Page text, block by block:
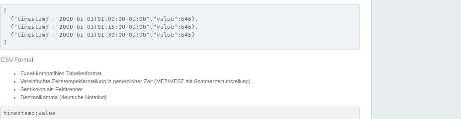
[
  {"timestamp":"2000-01-01T01:00:00+01:00","value":646},
  {"timestamp":"2000-01-01T01:15:00+01:00","value":646},
  {"timestamp":"2000-01-01T01:30:00+01:00","value":645}
]
CSV-Format
Excel-kompatibles Tabellenformat
Vereinfachte Zeitstempeldarstellung in gesetzlicher Zeit (MEZ/MESZ mit Sommerzeitumstellung)
Semikolon als Feldtrenner
Dezimalkomma (deutsche Notation)
timestamp;value